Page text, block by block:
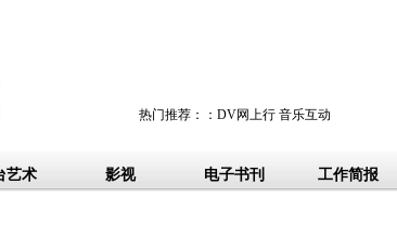
热门推荐： ：DV网上行 音乐互动
艺术 影视 电子书刊 工作简报